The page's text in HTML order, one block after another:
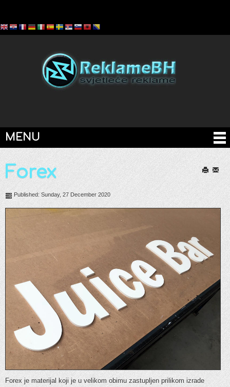
MENU
Forex
Published: Sunday, 27 December 2020
Forex je materijal koji je u velikom obimu zastupljen prilikom izrade